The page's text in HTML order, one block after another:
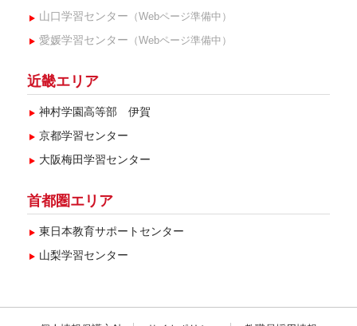
2017年11月(2)
2015年2月(2)
山口学習センター （Webページ準備中）
愛媛学習センター （Webページ準備中）
近畿エリア
神村学園高等部 伊賀
京都学習センター
大阪梅田学習センター
首都圏エリア
東日本教育サポートセンター
山梨学習センター